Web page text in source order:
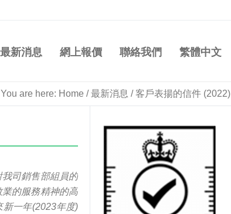
最新消息 網上報價 聯絡我們 繁體中文
You are here: Home /最新消息 /客戶表揚的信件 (2022)
司銷售部組員的
的服務精神的高
新一年(2023年度)